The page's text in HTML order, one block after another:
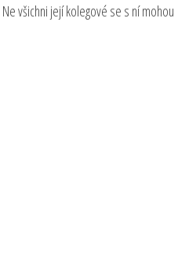
všichni její kolegové se s ní mohou